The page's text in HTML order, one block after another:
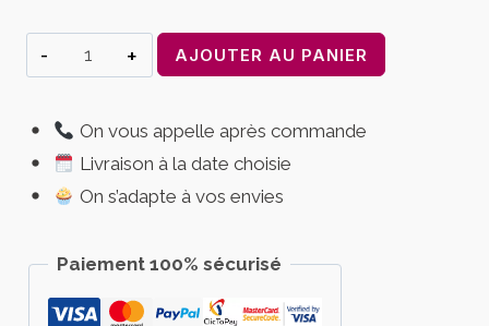
quantité
de
personnalisé
Hajj
Omra
Cake
Deluxe
AJOUTER AU PANIER
On vous appelle après commande
Livraison à la date choisie
On s’adapte à vos envies
Paiement 100% sécurisé